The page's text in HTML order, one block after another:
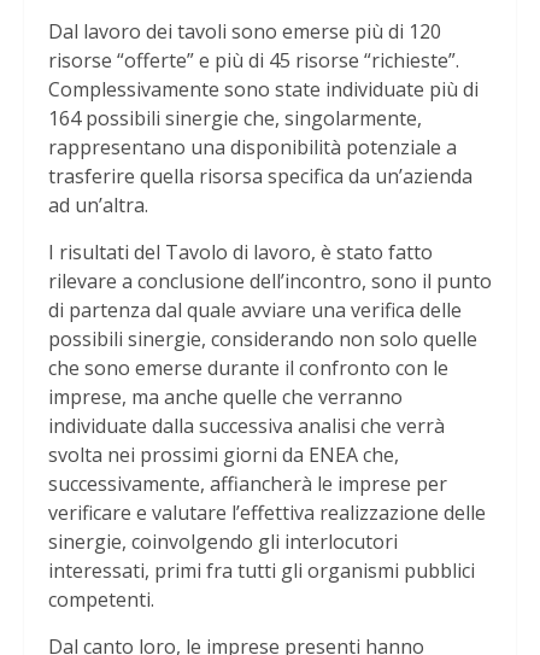
Dal lavoro dei tavoli sono emerse più di 120
risorse “offerte” e più di 45 risorse “richieste”.
Complessivamente sono state individuate più di
164 possibili sinergie che, singolarmente,
rappresentano una disponibilità potenziale a
trasferire quella risorsa specifica da un’azienda
ad un’altra.
I risultati del Tavolo di lavoro, è stato fatto
rilevare a conclusione dell’incontro, sono il punto
di partenza dal quale avviare una verifica delle
possibili sinergie, considerando non solo quelle
che sono emerse durante il confronto con le
imprese, ma anche quelle che verranno
individuate dalla successiva analisi che verrà
svolta nei prossimi giorni da ENEA che,
successivamente, affiancherà le imprese per
verificare e valutare l’effettiva realizzazione delle
sinergie, coinvolgendo gli interlocutori
interessati, primi fra tutti gli organismi pubblici
competenti.
Dal canto loro, le imprese presenti hanno